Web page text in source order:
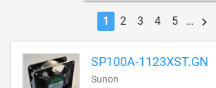
1 2 3 4 5 …
SP100A-1123XST.GN
Sunon